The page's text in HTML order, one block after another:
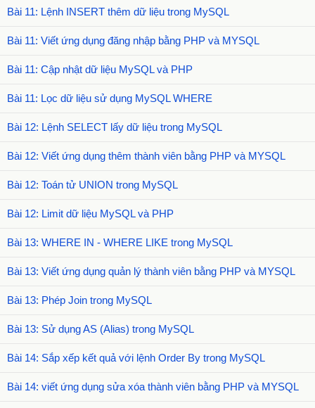
Bài 11: Lệnh INSERT thêm dữ liệu trong MySQL
Bài 11: Viết ứng dụng đăng nhập bằng PHP và MYSQL
Bài 11: Cập nhật dữ liệu MySQL và PHP
Bài 11: Lọc dữ liệu sử dụng MySQL WHERE
Bài 12: Lệnh SELECT lấy dữ liệu trong MySQL
Bài 12: Viết ứng dụng thêm thành viên bằng PHP và MYSQL
Bài 12: Toán tử UNION trong MySQL
Bài 12: Limit dữ liệu MySQL và PHP
Bài 13: WHERE IN - WHERE LIKE trong MySQL
Bài 13: Viết ứng dụng quản lý thành viên bằng PHP và MYSQL
Bài 13: Phép Join trong MySQL
Bài 13: Sử dụng AS (Alias) trong MySQL
Bài 14: Sắp xếp kết quả với lệnh Order By trong MySQL
Bài 14: viết ứng dụng sửa xóa thành viên bằng PHP và MYSQL